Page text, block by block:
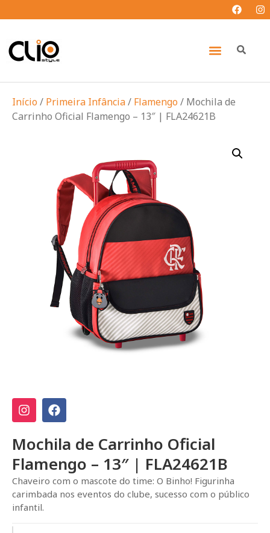
Início / Primeira Infância/ Flamengo / Mochila de
Carrinho Oficial Flamengo – 13″ | FLA24621B
Mochila de Carrinho Oficial
Flamengo – 13″ | FLA24621B
Chaveiro com o mascote do time: O Binho! Figurinha
carimbada nos eventos do clube, sucesso com o público
infantil.